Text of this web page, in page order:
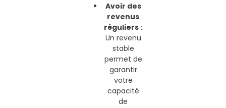
Avoir des
revenus
réguliers :
Un revenu
stable
permet de
garantir
votre
capacité
de